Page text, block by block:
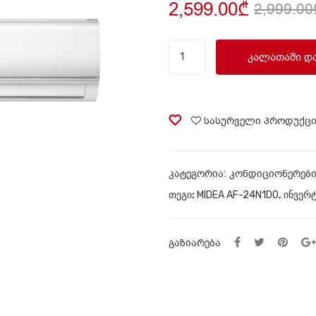
2,999.00
2,599.00₾
ინვერტორული
MIDEA
quantity
ᲙᲐᲚᲐᲗᲐᲨᲘ
სასურველი
ᲙᲐᲢᲔᲒᲝᲠᲘᲐ: კონდიციონერები
ᲗᲔᲒᲘ: MIDEA AF-24N1DO,
ᲒᲐᲖᲘᲐᲠᲔᲑᲐ